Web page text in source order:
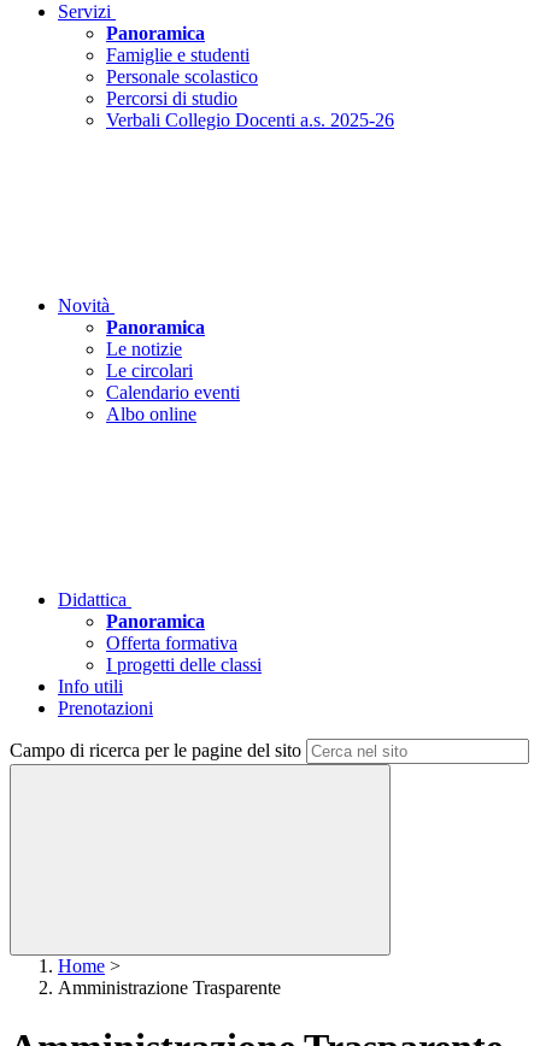
Servizi
Panoramica
Famiglie e studenti
Personale scolastico
Percorsi di studio
Verbali Collegio Docenti a.s. 2025-26
Novità
Panoramica
Le notizie
Le circolari
Calendario eventi
Albo online
Didattica
Panoramica
Offerta formativa
I progetti delle classi
Info utili
Prenotazioni
Campo di ricerca per le pagine del sito
Home >
Amministrazione Trasparente